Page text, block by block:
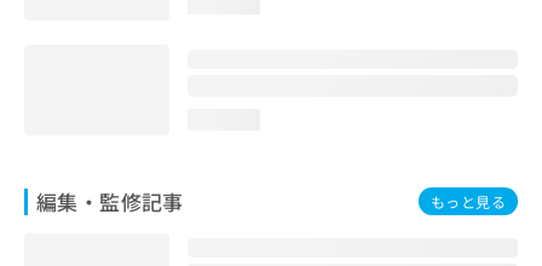
編集・監修記事 もっと見る